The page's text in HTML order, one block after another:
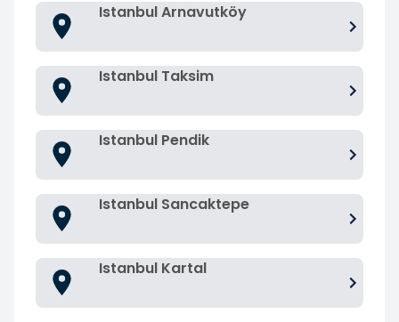
Istanbul Arnavutköy
Istanbul Taksim
Istanbul Pendik
Istanbul Sancaktepe
Istanbul Kartal